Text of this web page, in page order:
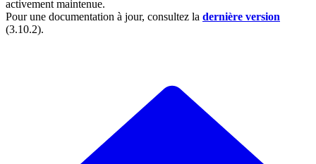
activement maintenue.
Pour une documentation à jour, consultez la dernière version
(3.10.2).